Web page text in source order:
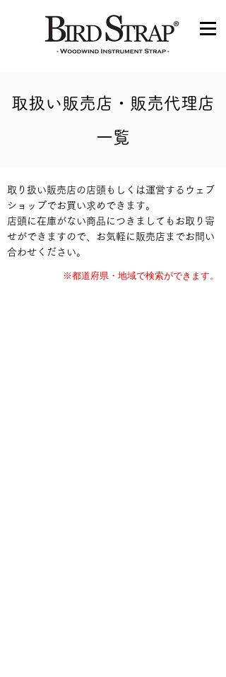
取扱い販売店・販売代理店
一覧
取り扱い販売店の店頭もしくは運営するウェブ
ショップでお買い求めできます。
店頭に在庫がない商品につきましてもお取り寄
せができますので、お気軽に販売店までお問い
合わせください。
※都道府県・地域で検索ができます。